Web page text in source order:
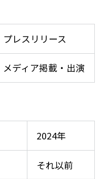
プレスリリース
メディア掲載・出演
2024年
それ以前